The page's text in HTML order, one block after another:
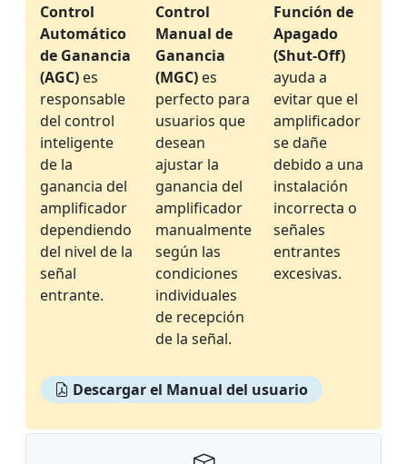
Control
Automático
de Ganancia
(AGC) es
responsable
del control
inteligente
de la
ganancia del
amplificador
dependiendo
del nivel de la
señal
entrante.
Control
Manual de
Ganancia
(MGC) es
perfecto para
usuarios que
desean
ajustar la
ganancia del
amplificador
manualmente
según las
condiciones
individuales
de recepción
de la señal.
Función de
Apagado
(Shut-Off)
ayuda a
evitar que el
amplificador
se dañe
debido a una
instalación
incorrecta o
señales
entrantes
excesivas.
Descargar el Manual del usuario